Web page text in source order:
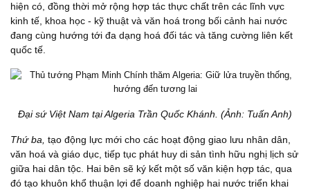
hiện có, đồng thời mở rộng hợp tác thực chất trên các lĩnh vực
kinh tế, khoa học - kỹ thuật và văn hoá trong bối cảnh hai nước
đang cùng hướng tới đa dạng hoá đối tác và tăng cường liên kết
quốc tế.
Đại sứ Việt Nam tại Algeria Trần Quốc Khánh. (Ảnh: Tuấn Anh)
Thứ ba, tạo động lực mới cho các hoạt động giao lưu nhân dân,
văn hoá và giáo dục, tiếp tục phát huy di sản tình hữu nghị lịch sử
giữa hai dân tộc. Hai bên sẽ ký kết một số văn kiện hợp tác, qua
đó tạo khuôn khổ thuận lợi để doanh nghiệp hai nước triển khai